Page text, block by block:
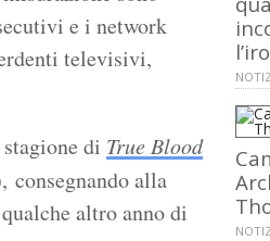
e i network
televisivi,
di True Blood
consegnando alla
altro anno di